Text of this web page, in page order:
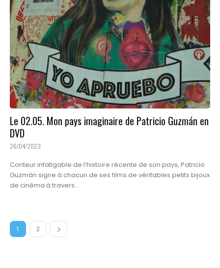
Le 02.05. Mon pays imaginaire de Patricio Guzmán en
DVD
26/04/2023
Conteur infatigable de l’histoire récente de son pays, Patricio
Guzmán signe à chacun de ses films de véritables petits bijoux
de cinéma à travers...
1 2